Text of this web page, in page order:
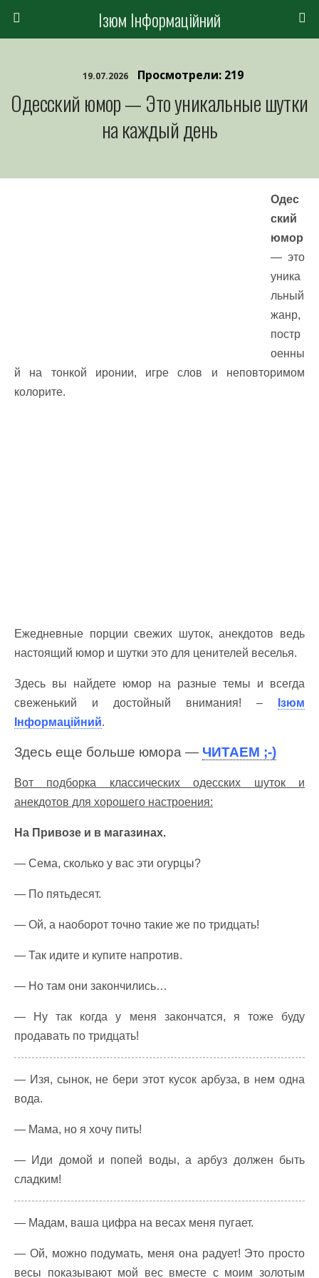
Ізюм Інформаційний
19.07.2026 Просмотрели: 219
Одесский юмор — Это уникальные шутки
на каждый день
Одес
ский
юмор
— это
уника
льный
жанр,
постр
оенны
й на тонкой иронии, игре слов и неповторимом
колорите.
Ежедневные порции свежих шуток, анекдотов ведь
настоящий юмор и шутки это для ценителей веселья.
Здесь вы найдете юмор на разные темы и всегда
свеженький и достойный внимания! –
Ізюм
Інформаційний.
Здесь еще больше юмора — ЧИТАЕМ ;-)
Вот подборка классических одесских шуток и
анекдотов для хорошего настроения:
На Привозе и в магазинах.
— Сема, сколько у вас эти огурцы?
— По пятьдесят.
— Ой, а наоборот точно такие же по тридцать!
— Так идите и купите напротив.
— Но там они закончились…
— Ну так когда у меня закончатся, я тоже буду
продавать по тридцать!
— Изя, сынок, не бери этот кусок арбуза, в нем одна
вода.
— Мама, но я хочу пить!
— Иди домой и попей воды, а арбуз должен быть
сладким!
— Мадам, ваша цифра на весах меня пугает.
— Ой, можно подумать, меня она радует! Это просто
весы показывают мой вес вместе с моим золотым